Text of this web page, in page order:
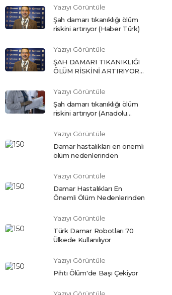
Yazıyı Görüntüle
Şah damarı tıkanıklığı ölüm
riskini artırıyor (Haber Türk)
Yazıyı Görüntüle
ŞAH DAMARI TIKANIKLIĞI
ÖLÜM RİSKİNİ ARTIRIYOR
Yazıyı Görüntüle
Şah damarı tıkanıklığı ölüm
riskini artırıyor (Anadolu
Yazıyı Görüntüle
Damar hastalıkları en önemli
ölüm nedenlerinden
Yazıyı Görüntüle
Damar Hastalıkları En
Önemli Ölüm Nedenlerinden
Yazıyı Görüntüle
Türk Damar Robotları 70
Ülkede Kullanılıyor
Yazıyı Görüntüle
Pıhtı Ölüm'de Başı Çekiyor